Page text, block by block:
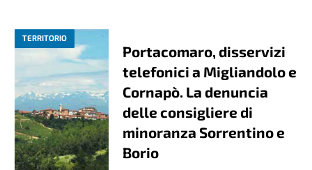
TERRITORIO
Portacomaro, disservizi
telefonici a Migliandolo e
Cornapò. La denuncia
delle consigliere di
minoranza Sorrentino e
Borio